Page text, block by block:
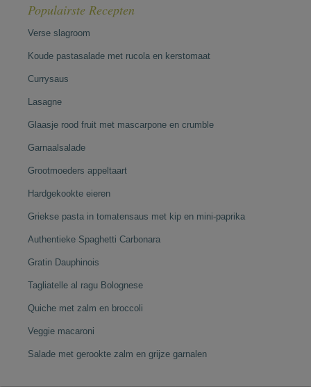
Populairste Recepten
Verse slagroom
Koude pastasalade met rucola en kerstomaat
Currysaus
Lasagne
Glaasje rood fruit met mascarpone en crumble
Garnaalsalade
Grootmoeders appeltaart
Hardgekookte eieren
Griekse pasta in tomatensaus met kip en mini-paprika
Authentieke Spaghetti Carbonara
Gratin Dauphinois
Tagliatelle al ragu Bolognese
Quiche met zalm en broccoli
Veggie macaroni
Salade met gerookte zalm en grijze garnalen